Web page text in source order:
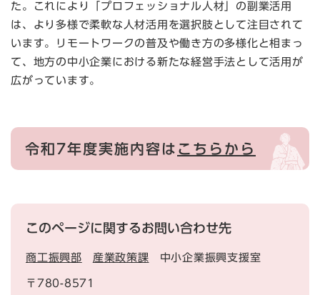
た。これにより「プロフェッショナル人材」の副業活用
は、より多様で柔軟な人材活用を選択肢として注目されて
います。リモートワークの普及や働き方の多様化と相まっ
て、地方の中小企業における新たな経営手法として活用が
広がっています。
令和7年度実施内容は こちらから
このページに関するお問い合わせ先
商工振興部 産業政策課 中小企業振興支援室
〒780-8571